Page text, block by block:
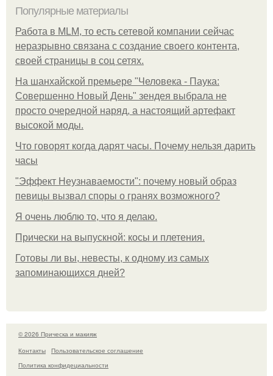
Популярные материалы
Работа в MLM, то есть сетевой компании сейчас
неразрывно связана с создание своего контента,
своей страницы в соц сетях.
На шанхайской премьере "Человека - Паука:
Совершенно Новый День" зендея выбрала не
просто очередной наряд, а настоящий артефакт
высокой моды.
Что говорят когда дарят часы. Почему нельзя дарить
часы
"Эффект Неузнаваемости": почему новый образ
певицы вызвал споры о гранях возможного?
Я очень люблю то, что я делаю.
Прически на выпускной: косы и плетения.
Готовы ли вы, невесты, к одному из самых
запоминающихся дней?
© 2026 Прическа и макияж
Контакты
Пользовательское соглашение
Политика конфидециальности